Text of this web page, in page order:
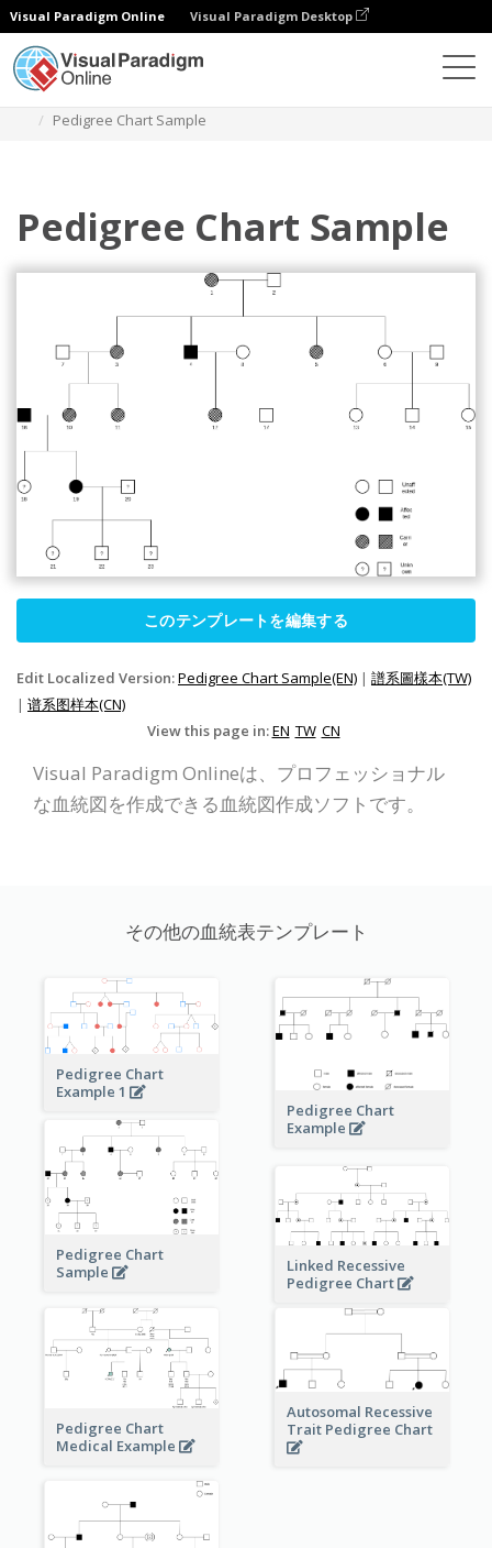
Visual Paradigm Online Visual Paradigm Desktop
Pedigree Chart Sample
Pedigree Chart Sample
このテンプレートを編集する
Edit Localized Version:Pedigree Chart Sample(EN) | 譜系圖樣本(TW)
| 谱系图样本(CN)
View this page in:EN TW CN
Visual Paradigm Onlineは、プロフェッショナル
な血統図を作成できる血統図作成ソフトです。
その他の血統表テンプレート
Pedigree Chart
Example 1
Pedigree Chart
Example
Pedigree Chart
Sample
Linked Recessive
Pedigree Chart
Pedigree Chart
Medical Example
Autosomal Recessive
Trait Pedigree Chart